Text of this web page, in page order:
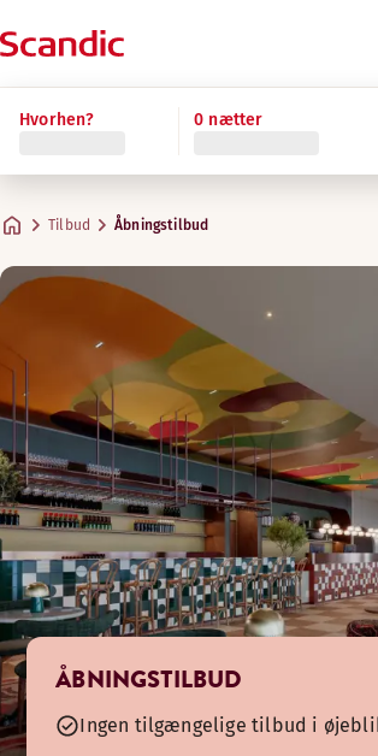
Hvorhen? 0 nætter
Tilbud Åbningstilbud
ÅBNINGSTILBUD
Ingen tilgængelige tilbud i